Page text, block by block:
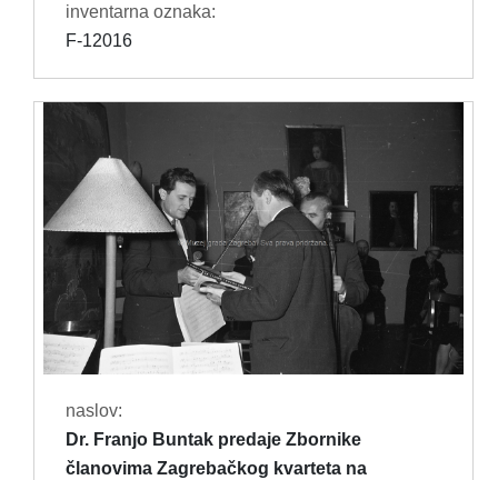
inventarna oznaka:
F-12016
naslov:
Dr. Franjo Buntak predaje Zbornike
članovima Zagrebačkog kvarteta na